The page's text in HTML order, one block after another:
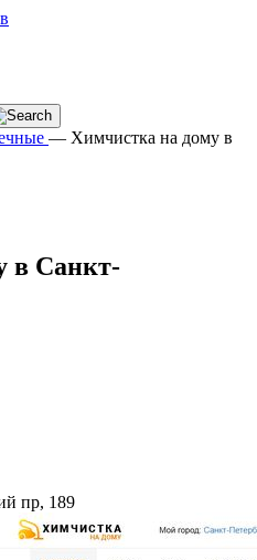
— Химчистка на дому в
в Санкт-
пр, 189